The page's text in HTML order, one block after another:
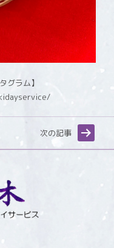
グラム】
次の記事